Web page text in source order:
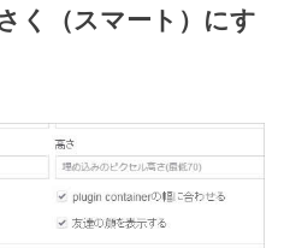
く（スマート）にす